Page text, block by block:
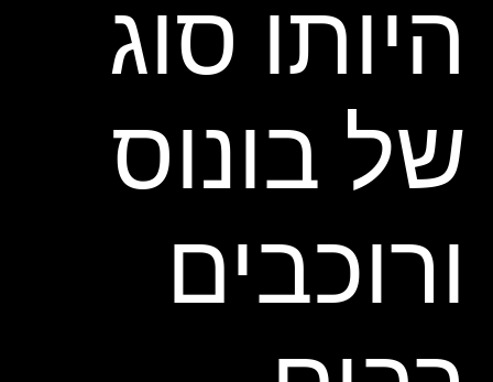
היותו סוג
של בונוס
ורוכבים